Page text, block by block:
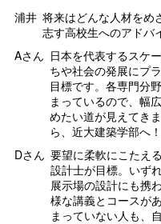
浦井 将来はどんな人材をめ
志す高校生へのアドバ
Aさん 日本を代表するスケ
ちや社会の発展にプ
目標です。各専門分
まっているので、幅
めたい道が見えてき
ら、近大建築学部へ！
Dさん 要望に柔軟にこたえ
設計士が目標。いず
展示場の設計にも携
様な講義とコースが
まっていない人も、